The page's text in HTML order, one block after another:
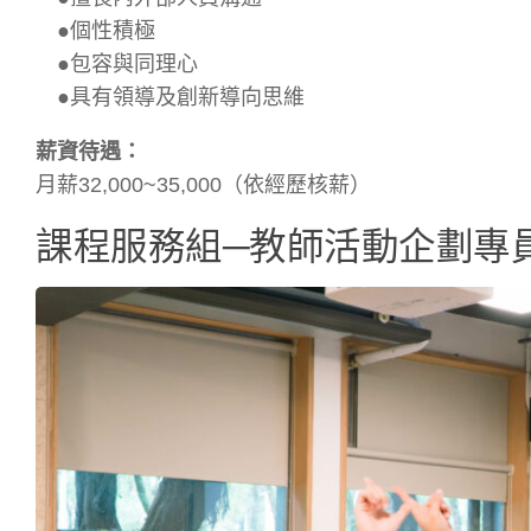
●個性積極
●包容與同理心
●具有領導及創新導向思維
薪資待遇：
月薪32,000~35,000（依經歷核薪）
課程服務組─教師活動企劃專